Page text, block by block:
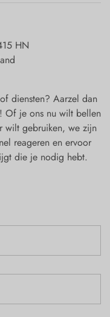
HN
diensten? Aarzel dan
Of je ons nu wilt bellen
wilt gebruiken, we zijn
reageren en ervoor
die je nodig hebt.